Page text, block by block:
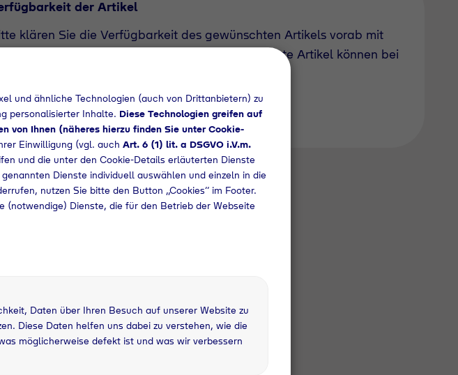
der Artikel
klären Sie die Verfügbarkeit des gewünschten Artikels vorab mit
Vertriebspartner. Auch derzeit nicht geführte Artikel können bei
+49 2735774210
und ähnliche Technologien (auch von Drittanbietern) zu
personalisierter Inhalte. Diese Technologien greifen auf
von Ihnen (näheres hierzu finden Sie unter Cookie-
Einwilligung (vgl. auch Art. 6 (1) lit. a DSGVO i.V.m.
und die unter den Cookie-Details erläuterten Dienste
Dienste individuell auswählen und einzeln in die
nutzen Sie bitte den Button „Cookies“ im Footer.
Dienste, die für den Betrieb der Webseite
Daten über Ihren Besuch auf unserer Website zu
Diese Daten helfen uns dabei zu verstehen, wie die
möglicherweise defekt ist und was wir verbessern